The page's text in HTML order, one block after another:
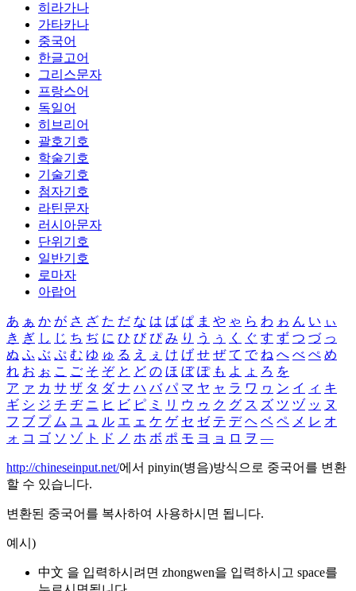
히라가나
가타카나
중국어
한글고어
그리스문자
프랑스어
독일어
히브리어
괄호기호
학술기호
기술기호
첨자기호
라틴문자
러시아문자
단위기호
일반기호
로마자
아랍어
あ ぁ か が さ ざ た だ な は ば ぱ ま や ゃ ら わ ゎ ん い ぃ
き ぎ し じ ち ぢ に ひ び ぴ み り う ぅ く ぐ す ず つ づ っ
ぬ ふ ぶ ぷ む ゆ ゅ る え ぇ け げ せ ぜ て で ね へ べ ぺ め
れ お ぉ こ ご そ ぞ と ど の ほ ぼ ぽ も よ ょ ろ を
ア ァ カ サ ザ タ ダ ナ ハ バ パ マ ヤ ャ ラ ワ ヮ ン イ ィ キ
ギ シ ジ チ ヂ ニ ヒ ビ ピ ミ リ ウ ゥ ク グ ス ズ ツ ヅ ッ ヌ
フ ブ プ ム ユ ュ ル エ ェ ケ ゲ セ ゼ テ デ ヘ ベ ペ メ レ オ
ォ コ ゴ ソ ゾ ト ド ノ ホ ボ ポ モ ヨ ョ ロ ヲ ―
http://chineseinput.net/에서 pinyin(병음)방식으로 중국어를 변환
할 수 있습니다.
변환된 중국어를 복사하여 사용하시면 됩니다.
예시)
中文 을 입력하시려면 zhongwen을 입력하시고 space를